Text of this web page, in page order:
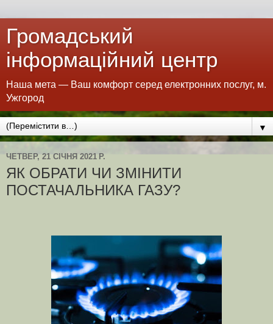
Громадський
інформаційний центр
Наша мета — Ваш комфорт серед електронних послуг, м.
Ужгород
▼
ЧЕТВЕР, 21 СІЧНЯ 2021 Р.
ЯК ОБРАТИ ЧИ ЗМІНИТИ
ПОСТАЧАЛЬНИКА ГАЗУ?